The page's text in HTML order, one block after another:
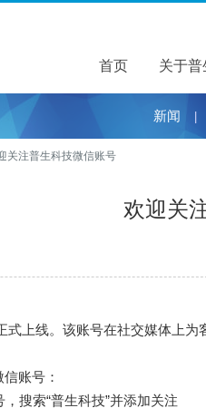
首页 关于普
关于普
新闻
关注普生科技微信账号
欢迎关
式上线。该账号在社交媒体上为
账号：
搜索“普生科技”并添加关注